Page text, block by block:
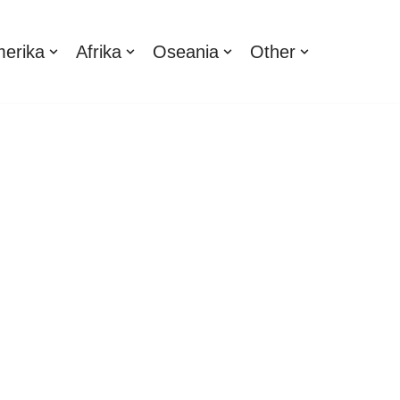
Afrika Oseania Other